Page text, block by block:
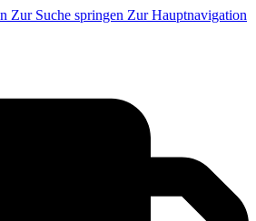
Zur Suche springen Zur Hauptnavigation